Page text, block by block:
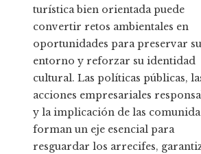
turística bien orientada puede
convertir retos ambientales en
oportunidades para preservar su
entorno y reforzar su identidad
cultural. Las políticas públicas,
acciones empresariales
y la implicación de las
forman un eje esencial para
resguardar los arrecifes,